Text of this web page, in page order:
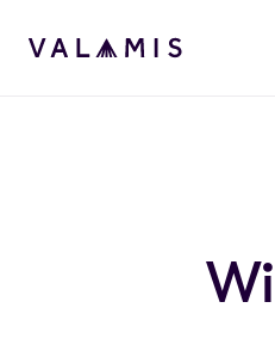
Skip to content
Valamis